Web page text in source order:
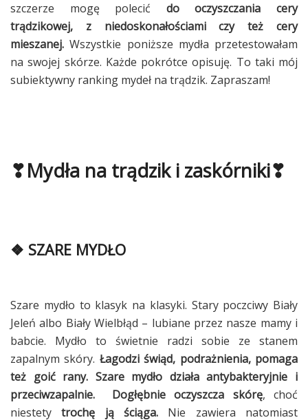
szczerze mogę polecić do oczyszczania cery
trądzikowej, z niedoskonałościami czy też cery
mieszanej. Wszystkie poniższe mydła przetestowałam
na swojej skórze. Każde pokrótce opisuję. To taki mój
subiektywny ranking mydeł na trądzik. Zapraszam!
❣Mydła na trądzik i zaskórniki❣
❖ SZARE MYDŁO
Szare mydło to klasyk na klasyki. Stary poczciwy Biały
Jeleń albo Biały Wielbłąd – lubiane przez nasze mamy i
babcie. Mydło to świetnie radzi sobie ze stanem
zapalnym skóry. Łagodzi świąd, podrażnienia, pomaga
też goić rany. Szare mydło działa antybakteryjnie i
przeciwzapalnie.
Dogłębnie oczyszcza skórę, choć
niestetytrochę ją ściąga. Nie zawiera natomiast